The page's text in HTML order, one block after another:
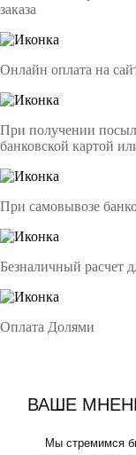
заказа
Онлайн оплата на
При получении
банковской картой
При самовывозе
Безналичный расчет
Оплата Долями
ВАШЕ
Мы стремимся